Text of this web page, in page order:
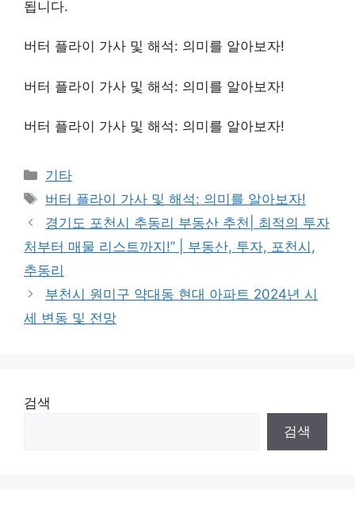
됩니다.
버터 플라이 가사 및 해석: 의미를 알아보자!
버터 플라이 가사 및 해석: 의미를 알아보자!
버터 플라이 가사 및 해석: 의미를 알아보자!
Categories
기타
Tags
버터 플라이 가사 및 해석: 의미를 알아보자!
경기도 포천시 추동리 부동산 추천| 최적의 투자
처부터 매물 리스트까지!” | 부동산, 투자, 포천시,
추동리
부천시 원미구 약대동 현대 아파트 2024년 시
세 변동 및 전망
검색
검색